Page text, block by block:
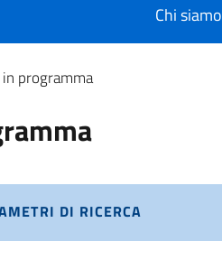
Chi siamo
programma
DI RICERCA